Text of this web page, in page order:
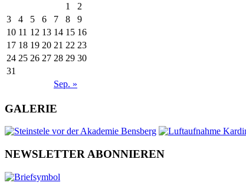
Sep. »
1
2
3
4 5 6 7 8
9
10 11 12 13 14 15 16
17 18 19 20 21 22 23
24 25 26 27 28 29 30
31
GALERIE
NEWSLETTER ABONNIEREN